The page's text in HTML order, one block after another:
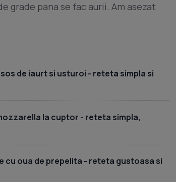
grade pana se fac aurii. Am asezat
de iaurt si usturoi - reteta simpla si
la cuptor - reteta simpla,
cu oua de prepelita - reteta gustoasa si